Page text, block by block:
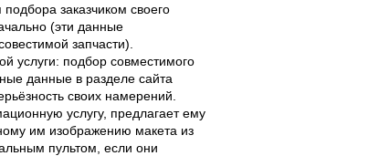
заказчиком своего
(эти данные
запчасти).
услуги: подбор совместимого
данные в разделе сайта
своих намерений.
услугу, предлагает ему
им изображению макета из
пультом, если они